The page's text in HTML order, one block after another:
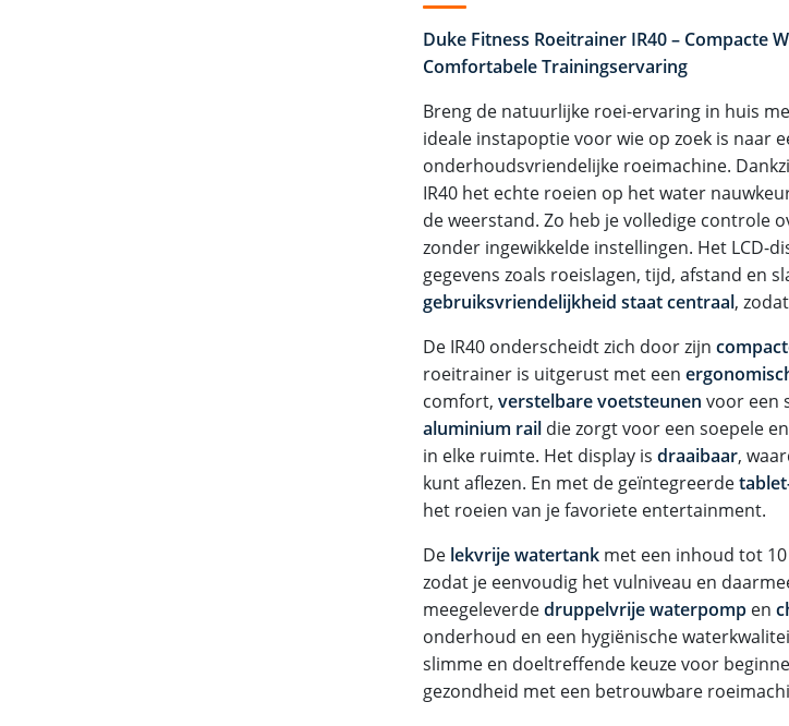
Duke Fitness Roeitrainer IR40 – Compacte
Comfortabele Trainingservaring
Breng de natuurlijke roei-ervaring in huis
ideale instapoptie voor wie op zoek is naar
onderhoudsvriendelijke roeimachine.
IR40 het echte roeien op het water
de weerstand. Zo heb je volledige controle
zonder ingewikkelde instellingen. Het LCD-
gegevens zoals roeislagen, tijd, afstand en
gebruiksvriendelijkheid staat centraal,
De IR40 onderscheidt zich door zijn
roeitrainer is uitgerust met een
comfort, verstelbare voetsteunen voor een
aluminium rail die zorgt voor een soepele
in elke ruimte. Het display is draaibaar,
kunt aflezen. En met de geïntegreerde
het roeien van je favoriete entertainment.
De lekvrije watertank met een inhoud tot
zodat je eenvoudig het vulniveau en
meegeleverdedruppelvrije waterpomp en
onderhoud en een hygiënische
slimme en doeltreffende keuze voor
gezondheid met een betrouwbare